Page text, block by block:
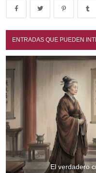
ENTRADAS QUE PUEDEN
El verdadero